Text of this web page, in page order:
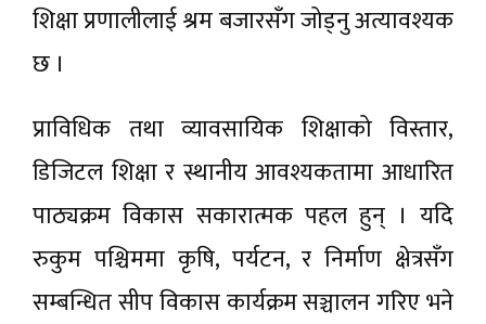
शिक्षा प्रणालीलाई श्रम बजारसँग जोड्नु अत्यावश्यक
छ ।
प्राविधिक तथा व्यावसायिक शिक्षाको विस्तार,
डिजिटल शिक्षा र स्थानीय आवश्यकतामा आधारित
पाठ्यक्रम विकास सकारात्मक पहल हुन् । यदि
रुकुम पश्चिममा कृषि, पर्यटन, र निर्माण क्षेत्रसँग
सम्बन्धित सीप विकास कार्यक्रम सञ्चालन गरिए भने